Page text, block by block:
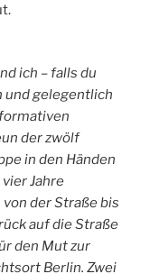
ich – falls du
und gelegentlich
der zwölf
in den Händen
Jahre
der Straße bis
auf die Straße
den Mut zur
Berlin. Zwei